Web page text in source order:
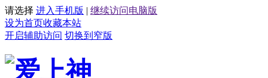
请选择 进入手机版 | 继续访问电脑版
设为首页收藏本站
开启辅助访问 切换到窄版